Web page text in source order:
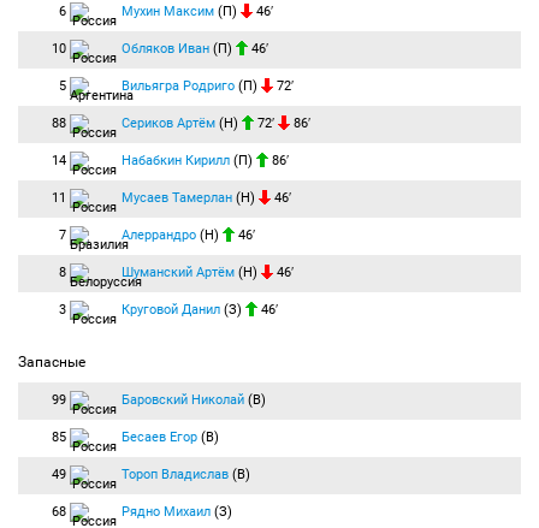
6 Мухин Максим (П) 46′
10 Обляков Иван (П) 46′
5 Вильягра Родриго (П) 72′
88 Сериков Артём (Н) 72′ 86′
14 Набабкин Кирилл (П) 86′
11 Мусаев Тамерлан (Н) 46′
7 Алеррандро (Н) 46′
8 Шуманский Артём (Н) 46′
3 Круговой Данил (З) 46′
Запасные
99 Баровский Николай (В)
85 Бесаев Егор (В)
49 Тороп Владислав (В)
68 Рядно Михаил (З)